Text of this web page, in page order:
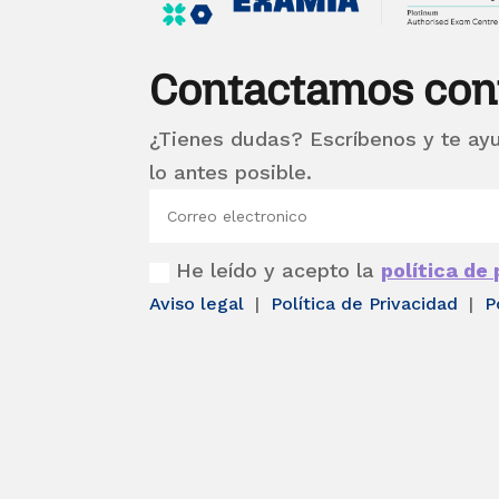
Contactamos
¿Tienes dudas? Escríbenos y te
lo antes posible.
He leído y acepto la política de
Aviso legal | Política de Privacidad |